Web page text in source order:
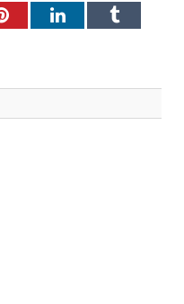
PinterestLinkedInTumblr